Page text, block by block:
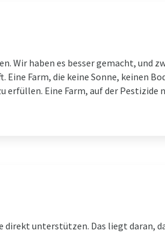
Wir haben es besser gemacht, und
Farm, die keine Sonne, keinen
erfüllen. Eine Farm, auf der Pestizide
direkt unterstützen. Das liegt daran,